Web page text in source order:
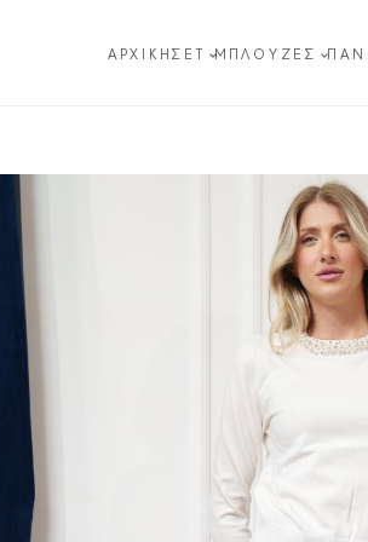
ΑΡΧΙΚΉΣΕΤ ΜΠΛΟΎΖΕΣ